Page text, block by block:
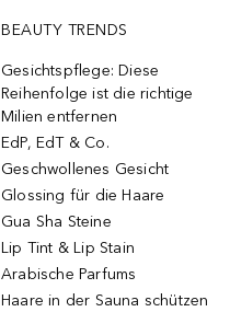
BEAUTY TRENDS
Gesichtspflege: Diese
Reihenfolge ist die richtige
Milien entfernen
EdP, EdT & Co.
Geschwollenes Gesicht
Glossing für die Haare
Gua Sha Steine
Lip Tint & Lip Stain
Arabische Parfums
Haare in der Sauna schützen